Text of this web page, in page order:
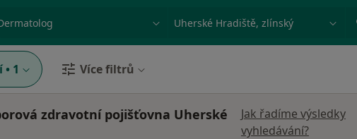
Město nebo region
• 1 Více filtrů
zdravotní pojišťovna Uherské
Jak řadíme výsledky
vyhledávání?